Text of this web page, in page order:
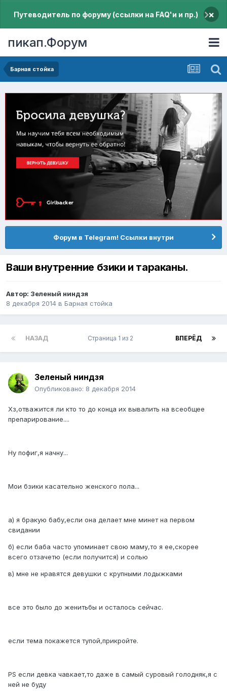
Путеводитель по форуму (ссылки на FAQ'и и пр.) ×
пикап.Форум
Барная стойка
Форум в Telegram! Ссылки внутри
Ваши внутренние бзики и тараканы.
Автор: Зеленый ниндзя
8 декабря 2014 в Барная стойка
НАЗАД ВПЕРЁД
Страница 1 из 2
Зеленый ниндзя
Опубликовано: 8 декабря 2014
Хз,отважится ли кто то до конца их вывалить на всеобщее
препарирование....
Ну пофиг,я начну...
Мои бзики касательно женского пола...
а) я бракую бабу,если она делает мне минет на первом
свидании
б) если баба часто упоминает свою маму,то я ее,скорее
всего отзачетю (если получится) и солью
в) мне не нравятся девушки с крупными лодыжками
все это было до женитьбы и осталось сейчас.
если тема покажется тупой,прикройте.
PS если девка чавкает,то даже в самый суровый голодняк,я с
ней не буду